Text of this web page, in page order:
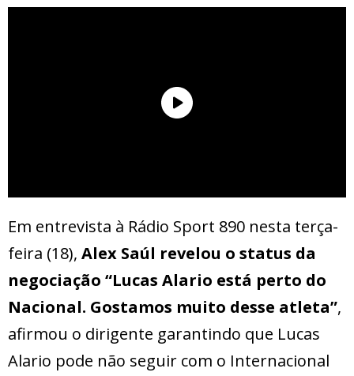
Em entrevista à Rádio Sport 890 nesta terça-
feira (18), Alex Saúl revelou o status da
negociação “Lucas Alario está perto do
Nacional. Gostamos muito desse atleta”,
afirmou o dirigente garantindo que Lucas
Alario pode não seguir com o Internacional